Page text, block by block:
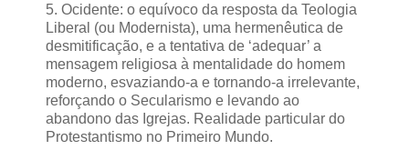
5. Ocidente: o equívoco da resposta da Teologia
Liberal (ou Modernista), uma hermenêutica de
desmitificação, e a tentativa de ‘adequar’ a
mensagem religiosa à mentalidade do homem
moderno, esvaziando-a e tornando-a irrelevante,
reforçando o Secularismo e levando ao
abandono das Igrejas. Realidade particular do
Protestantismo no Primeiro Mundo.